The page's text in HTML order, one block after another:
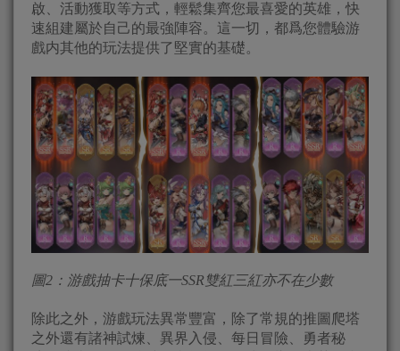
啟、活動獲取等方式，輕鬆集齊您最喜愛的英雄，快
速組建屬於自己的最強陣容。這一切，都爲您體驗游
戲内其他的玩法提供了堅實的基礎。
圖2 ：游戲抽卡十保底一SSR 雙紅三紅亦不在少數
除此之外，游戲玩法異常豐富，除了常規的推圖爬塔
之外還有諸神試煉、異界入侵、每日冒險、勇者秘